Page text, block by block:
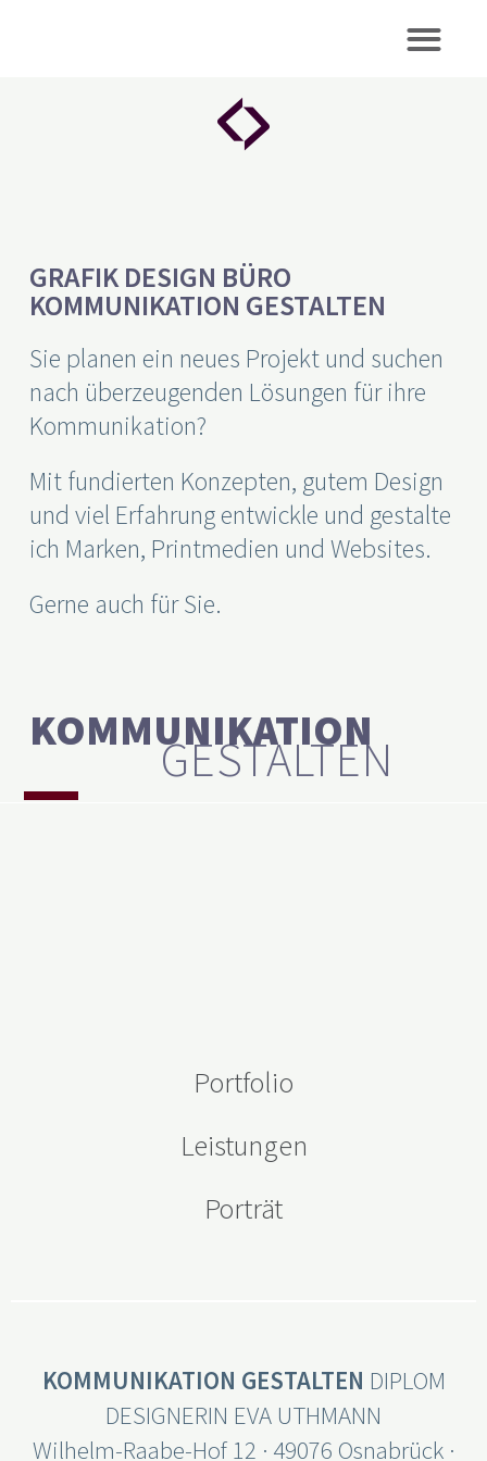
GRAFIK DESIGN BÜRO
KOMMUNIKATION GESTALTEN
Sie planen ein neues Projekt und suchen
nach überzeugenden Lösungen für ihre
Kommunikation?
Mit fundierten Konzepten, gutem Design
und viel Erfahrung entwickle und gestalte
ich Marken, Printmedien und Websites.
Gerne auch für Sie.
KOMMUNIKATION
GESTALTEN
Portfolio
Leistungen
Porträt
KOMMUNIKATION GESTALTEN DIPLOM
DESIGNERIN EVA UTHMANN
Wilhelm-Raabe-Hof 12 · 49076 Osnabrück ·